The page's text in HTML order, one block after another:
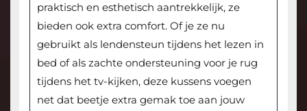
praktisch en esthetisch aantrekkelijk, ze
bieden ook extra comfort. Of je ze nu
gebruikt als lendensteun tijdens het lezen in
bed of als zachte ondersteuning voor je rug
tijdens het tv-kijken, deze kussens voegen
net dat beetje extra gemak toe aan jouw